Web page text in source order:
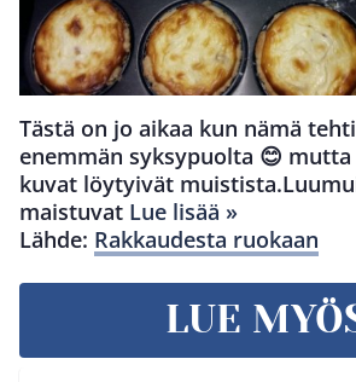
Tästä on jo aikaa kun nämä
enemmän syksypuolta 😊
kuvat löytyivät
maistuvat Lue lisää »
Lähde: Rakkaudesta ruokaan
LUE